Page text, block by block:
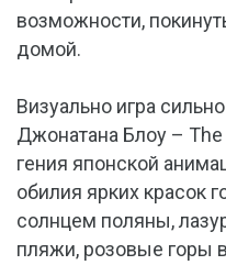
возможности,
домой.
Визуально игра
Джонатана Блоу –
гения японской
обилия ярких красок
солнцем поляны,
пляжи, розовые горы